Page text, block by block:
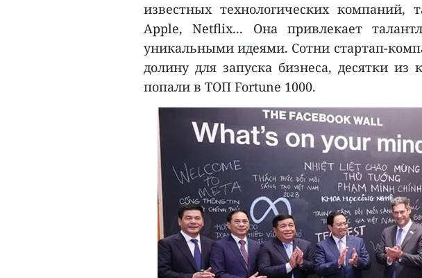
известных технологических компаний,
Apple, Netflix... Она привлекает
уникальными идеями. Сотни стартап-
долину для запуска бизнеса, десятки из
попали в ТОП Fortune 1000.